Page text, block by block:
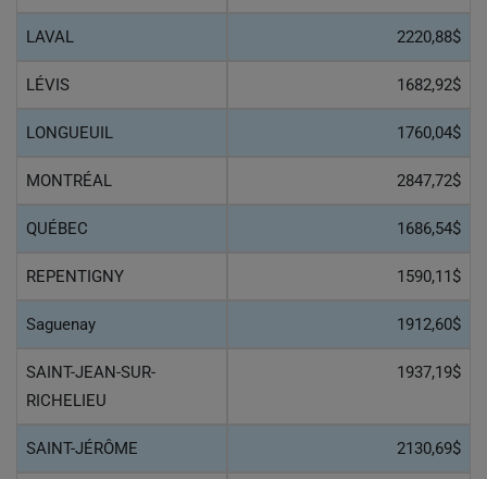
LAVAL 2220,88$
LÉVIS 1682,92$
LONGUEUIL 1760,04$
MONTRÉAL 2847,72$
QUÉBEC 1686,54$
REPENTIGNY 1590,11$
Saguenay 1912,60$
SAINT-JEAN-SUR-
RICHELIEU
1937,19$
SAINT-JÉRÔME 2130,69$